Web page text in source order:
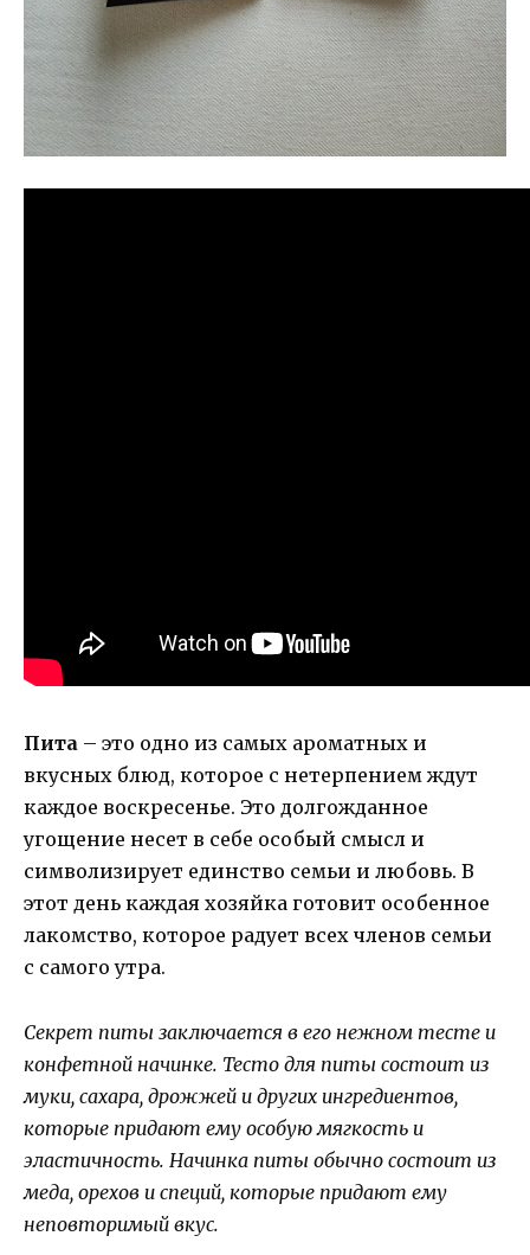
Пита – это одно из самых ароматных и
вкусных блюд, которое с нетерпением ждут
каждое воскресенье. Это долгожданное
угощение несет в себе особый смысл и
символизирует единство семьи и любовь. В
этот день каждая хозяйка готовит особенное
лакомство, которое радует всех членов семьи
с самого утра.
Секрет питы заключается в его нежном тесте и
конфетной начинке. Тесто для питы состоит из
муки, сахара, дрожжей и других ингредиентов,
которые придают ему особую мягкость и
эластичность. Начинка питы обычно состоит из
меда, орехов и специй, которые придают ему
неповторимый вкус.